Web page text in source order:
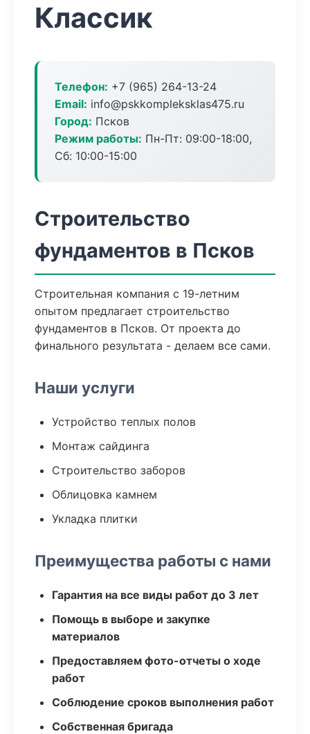
Классик
Телефон: +7 (965) 264-13-24
Email: info@pskkompleksklas475.ru
Город: Псков
Режим работы: Пн-Пт: 09:00-18:00,
Сб: 10:00-15:00
Строительство
фундаментов в Псков
Строительная компания с 19-летним
опытом предлагает строительство
фундаментов в Псков. От проекта до
финального результата - делаем все сами.
Наши услуги
Устройство теплых полов
Монтаж сайдинга
Строительство заборов
Облицовка камнем
Укладка плитки
Преимущества работы с нами
Гарантия на все виды работ до 3 лет
Помощь в выборе и закупке
материалов
Предоставляем фото-отчеты о ходе
работ
Соблюдение сроков выполнения работ
Собственная бригада